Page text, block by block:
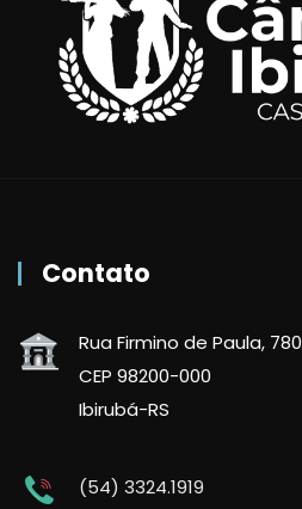
Contato
Rua Firmino de Paula, 780
CEP 98200-000
Ibirubá-RS
(54) 3324.1919